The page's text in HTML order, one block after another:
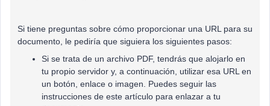
Si tiene preguntas sobre cómo proporcionar una URL para su
documento, le pediría que siguiera los siguientes pasos:
Si se trata de un archivo PDF, tendrás que alojarlo en
tu propio servidor y, a continuación, utilizar esa URL en
un botón, enlace o imagen. Puedes seguir las
instrucciones de este artículo para enlazar a tu